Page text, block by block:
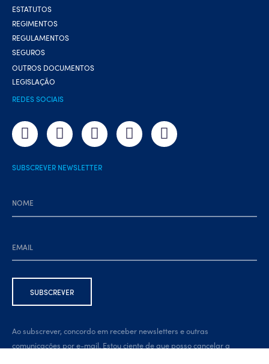
ESTATUTOS
REGIMENTOS
REGULAMENTOS
SEGUROS
OUTROS DOCUMENTOS
LEGISLAÇÃO
REDES SOCIAIS
SUBSCREVER NEWSLETTER
Ao subscrever, concordo em receber newsletters e outras
comunicações por e-mail. Estou ciente de que posso cancelar a